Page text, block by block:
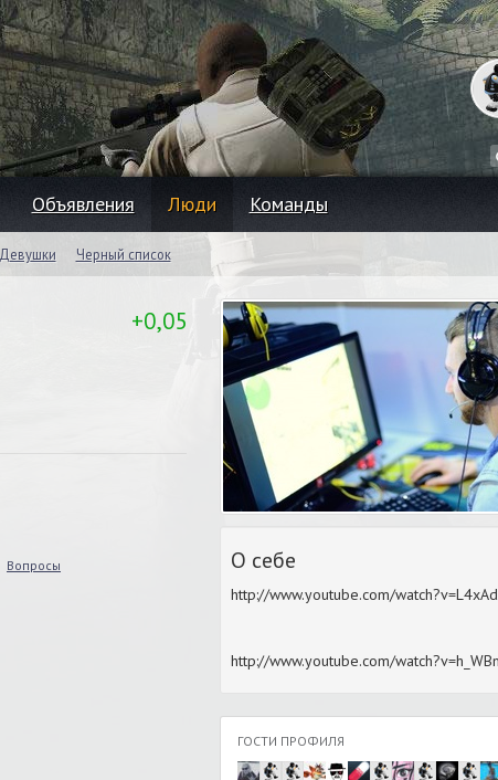
Объявления Люди Команды
Девушки Черный список
+0,05
Вопросы О себе
http://www.youtube.com/
http://www.youtube.com/
ГОСТИ ПРОФИЛЯ